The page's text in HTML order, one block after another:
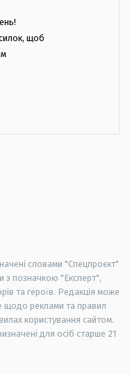
щоб
словами "Спецпроєкт"
з позначкою "Експерт",
та героїв. Редакція може
щодо реклами та правил
користування сайтом.
для осіб старше 21